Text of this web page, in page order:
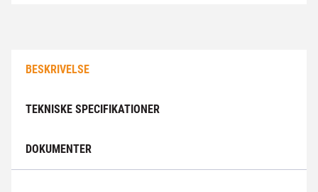
BESKRIVELSE
TEKNISKE SPECIFIKATIONER
DOKUMENTER